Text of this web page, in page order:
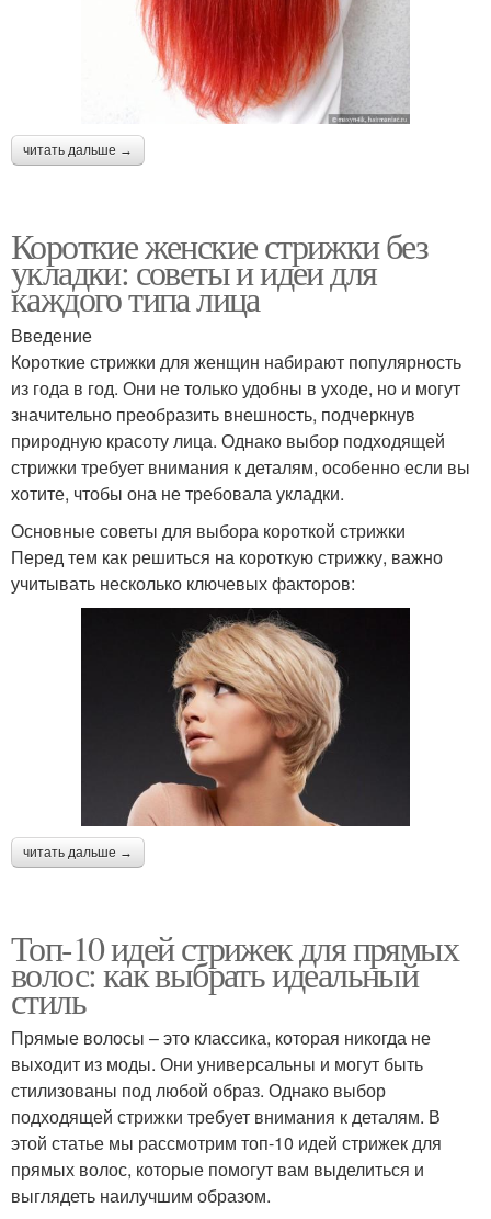
читать дальше →
Короткие женские стрижки без
укладки: советы и идеи для
каждого типа лица
Введение
Короткие стрижки для женщин набирают популярность
из года в год. Они не только удобны в уходе, но и могут
значительно преобразить внешность, подчеркнув
природную красоту лица. Однако выбор подходящей
стрижки требует внимания к деталям, особенно если вы
хотите, чтобы она не требовала укладки.
Основные советы для выбора короткой стрижки
Перед тем как решиться на короткую стрижку, важно
учитывать несколько ключевых факторов:
читать дальше →
Топ-10 идей стрижек для прямых
волос: как выбрать идеальный
стиль
Прямые волосы – это классика, которая никогда не
выходит из моды. Они универсальны и могут быть
стилизованы под любой образ. Однако выбор
подходящей стрижки требует внимания к деталям. В
этой статье мы рассмотрим топ-10 идей стрижек для
прямых волос, которые помогут вам выделиться и
выглядеть наилучшим образом.